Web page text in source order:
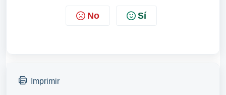
No Sí
Imprimir